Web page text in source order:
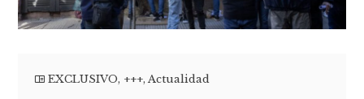
EXCLUSIVO, +++,Actualidad